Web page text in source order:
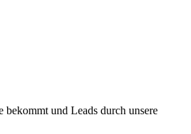
und Leads durch unsere